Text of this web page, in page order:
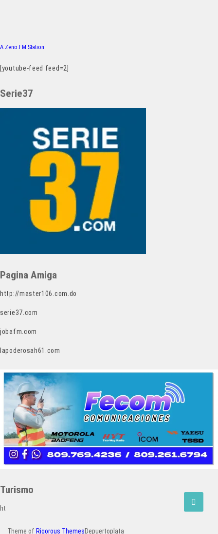
A Zeno.FM Station
[youtube-feed feed=2]
Serie37
Pagina Amiga
http://master106.com.do
serie37.com
jobafm.com
lapoderosah61.com
Turismo
ht
Theme of Rigorous ThemesDepuertoplata